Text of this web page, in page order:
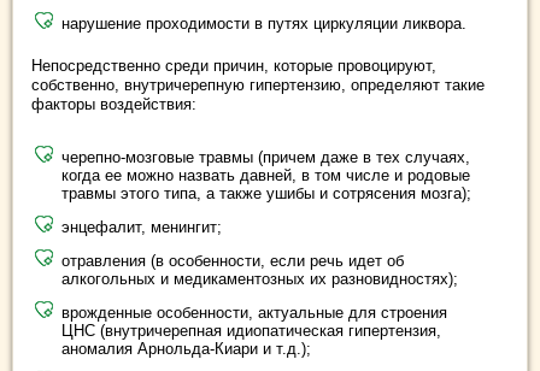
нарушение проходимости в путях циркуляции ликвора.
Непосредственно среди причин, которые провоцируют,
собственно, внутричерепную гипертензию, определяют такие
факторы воздействия:
черепно-мозговые травмы (причем даже в тех случаях,
когда ее можно назвать давней, в том числе и родовые
травмы этого типа, а также ушибы и сотрясения мозга);
энцефалит, менингит;
отравления (в особенности, если речь идет об
алкогольных и медикаментозных их разновидностях);
врожденные особенности, актуальные для строения
ЦНС (внутричерепная идиопатическая гипертензия,
аномалия Арнольда-Киари и т.д.);